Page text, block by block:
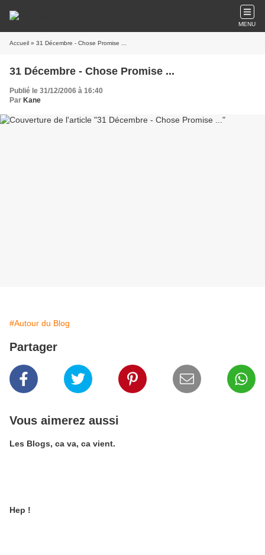
MENU
Accueil » 31 Décembre - Chose Promise ...
31 Décembre - Chose Promise ...
Publié le 31/12/2006 à 16:40
Par Kane
#Autour du Blog
Partager
Vous aimerez aussi
Les Blogs, ca va, ca vient.
Hep !